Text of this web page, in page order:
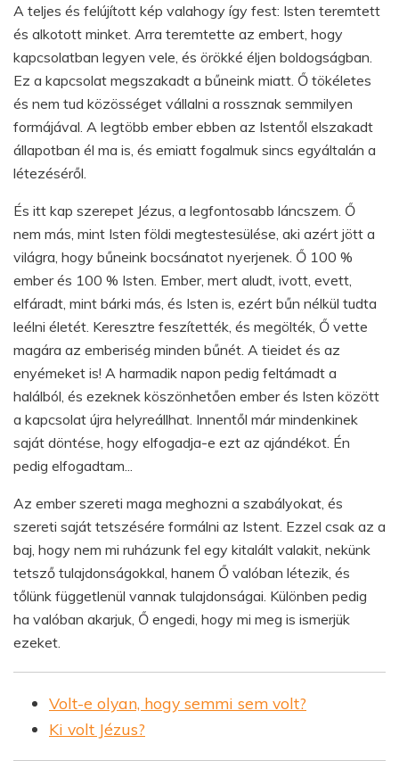
A teljes és felújított kép valahogy így fest: Isten teremtett
és alkotott minket. Arra teremtette az embert, hogy
kapcsolatban legyen vele, és örökké éljen boldogságban.
Ez a kapcsolat megszakadt a bűneink miatt. Ő tökéletes
és nem tud közösséget vállalni a rossznak semmilyen
formájával. A legtöbb ember ebben az Istentől elszakadt
állapotban él ma is, és emiatt fogalmuk sincs egyáltalán a
létezéséről.
És itt kap szerepet Jézus, a legfontosabb láncszem. Ő
nem más, mint Isten földi megtestesülése, aki azért jött a
világra, hogy bűneink bocsánatot nyerjenek. Ő 100 %
ember és 100 % Isten. Ember, mert aludt, ivott, evett,
elfáradt, mint bárki más, és Isten is, ezért bűn nélkül tudta
leélni életét. Keresztre feszítették, és megölték, Ő vette
magára az emberiség minden bűnét. A tieidet és az
enyémeket is! A harmadik napon pedig feltámadt a
halálból, és ezeknek köszönhetően ember és Isten között
a kapcsolat újra helyreállhat. Innentől már mindenkinek
saját döntése, hogy elfogadja-e ezt az ajándékot. Én
pedig elfogadtam...
Az ember szereti maga meghozni a szabályokat, és
szereti saját tetszésére formálni az Istent. Ezzel csak az a
baj, hogy nem mi ruházunk fel egy kitalált valakit, nekünk
tetsző tulajdonságokkal, hanem Ő valóban létezik, és
tőlünk függetlenül vannak tulajdonságai. Különben pedig
ha valóban akarjuk, Ő engedi, hogy mi meg is ismerjük
ezeket.
Volt-e olyan, hogy semmi sem volt?
Ki volt Jézus?